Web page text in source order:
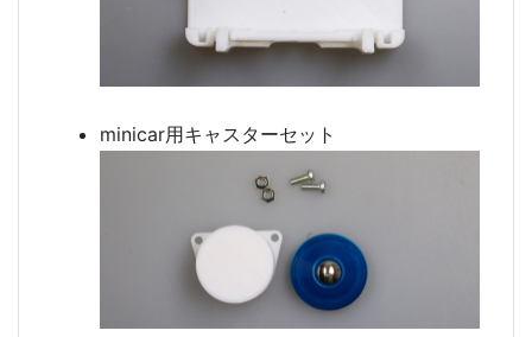
minicar用キャスターセット